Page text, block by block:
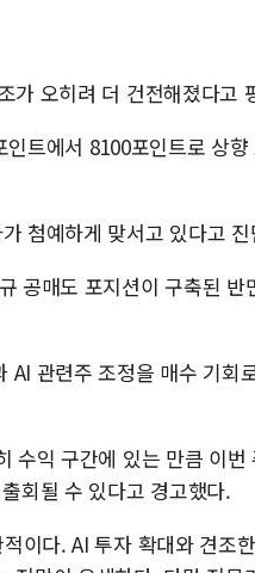
가 오히려 더 건전해졌다고
트에서 8100포인트로 상
첨예하게 맞서고 있다고
공매도 포지션이 구축된 반
관련주 조정을 매수 기회
수익 구간에 있는 만큼 이
회될 수 있다고 경고했다.
이다. AI 투자 확대와 견조